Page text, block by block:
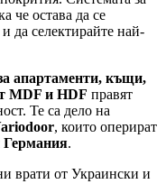
че остава да се
да селектирайте най-
апартаменти, къщи,
MDF и HDF правят
Те са дело на
, които оперират
.
врати от Украински и